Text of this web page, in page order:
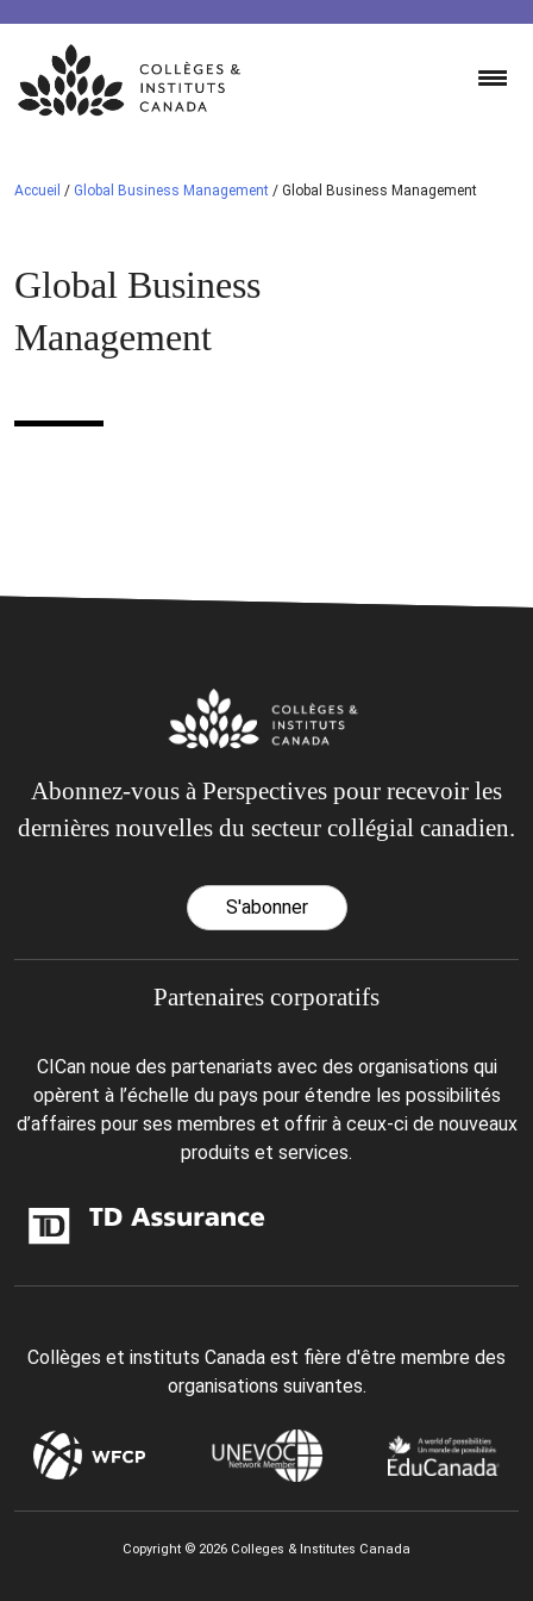
Skip
content
Accueil / Global Business Management / Global Business Management
Global Business
Management
Abonnez-vous à Perspectives pour recevoir les
dernières nouvelles du secteur collégial canadien.
S'abonner
Partenaires corporatifs
CICan noue des partenariats avec des organisations qui
opèrent à l’échelle du pays pour étendre les possibilités
d’affaires pour ses membres et offrir à ceux-ci de nouveaux
produits et services.
Collèges et instituts Canada est fière d'être membre des
organisations suivantes.
Copyright © 2026 Colleges & Institutes Canada